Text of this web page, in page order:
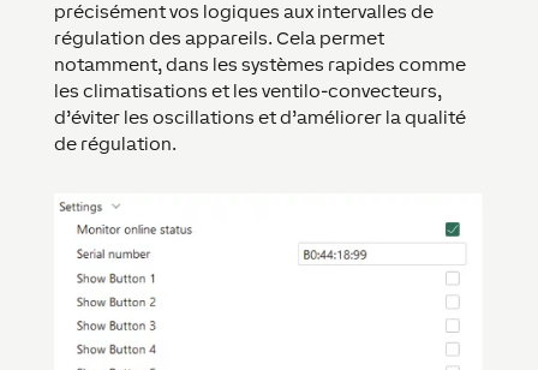
précisément vos logiques aux intervalles de
régulation des appareils. Cela permet
notamment, dans les systèmes rapides comme
les climatisations et les ventilo-convecteurs,
d’éviter les oscillations et d’améliorer la qualité
de régulation.